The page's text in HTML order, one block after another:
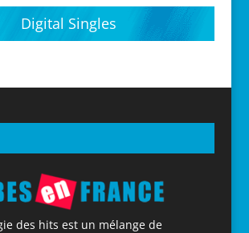
Digital Singles
des hits est un mélange de